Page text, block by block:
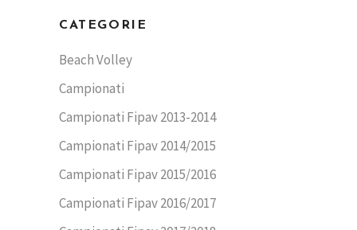
CATEGORIE
Beach Volley
Campionati
Campionati Fipav 2013-2014
Campionati Fipav 2014/2015
Campionati Fipav 2015/2016
Campionati Fipav 2016/2017